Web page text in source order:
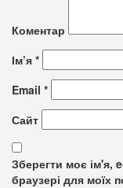
Коментар
Ім’я *
Email *
Сайт
Зберегти моє ім'я,
браузері для моїх